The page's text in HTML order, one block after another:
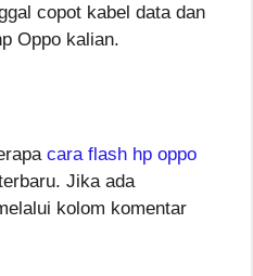
copot kabel data dan
Oppo kalian.
cara flash hp oppo
Jika ada
kolom komentar